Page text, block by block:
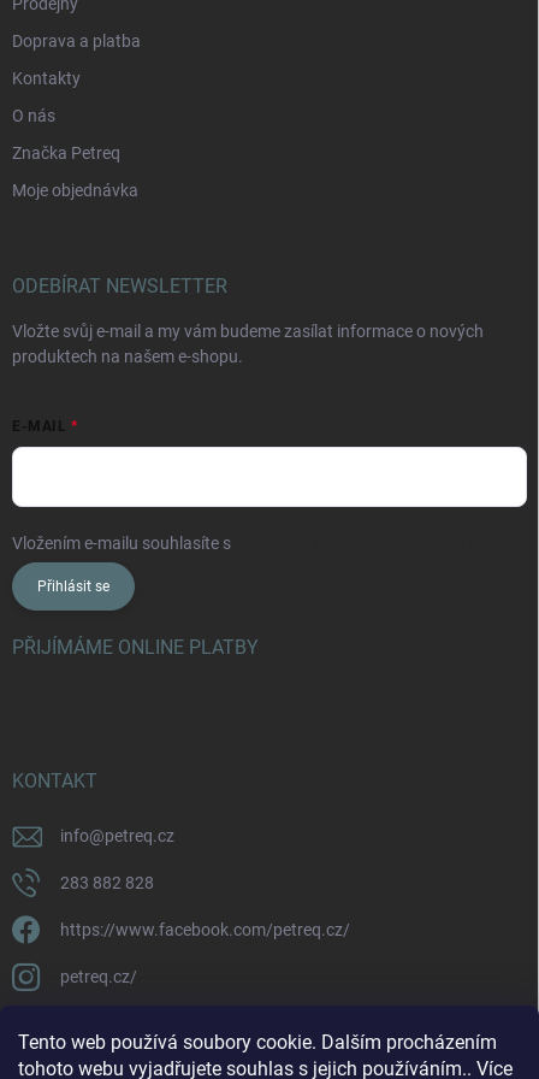
Tento web používá soubory cookie. Dalším procházením
tohoto webu vyjadřujete souhlas s jejich používáním.. Více
Prodejny
Doprava a platba
Kontakty
O nás
Značka Petreq
Moje objednávka
ODEBÍRAT NEWSLETTER
Vložte svůj e-mail a my vám budeme zasílat informace o nových
produktech na našem e-shopu.
E-MAIL
Vložením e-mailu souhlasíte s
Přihlásit se
PŘIJÍMÁME ONLINE PLATBY
KONTAKT
info@petreq.cz
283 882 828
https://www.facebook.com/petreq.cz/
petreq.cz/